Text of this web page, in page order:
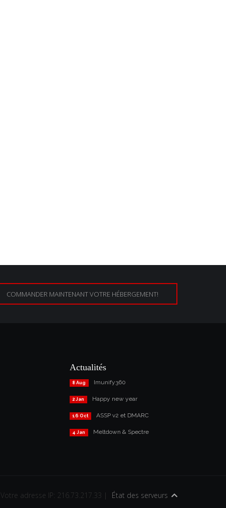
COMMANDER MAINTENANT VOTRE HÉBERGEMENT!
Actualités
8 Aug Imunify360
2 Jan Happy new year
16 Oct ASSP v2 et DMARC
4 Jan Meltdown & Spectre
Votre adresse IP: 216.73.217.33 | État des serveurs